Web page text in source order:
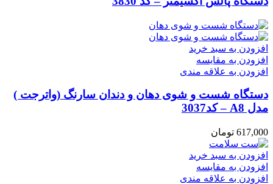
افزودن به سبد خرید
افزودن به مقایسه
افزودن به علاقه مندی
دستگاه شست و شوی دهان و دندان سارنگ (واترجت )
مدل A8 – کد3037
617,000 تومان
افزودن به سبد خرید
افزودن به مقایسه
افزودن به علاقه مندی